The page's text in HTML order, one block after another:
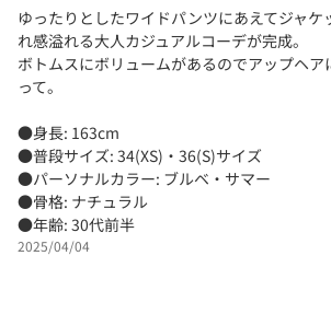
ゆったりとしたワイドパンツにあえてジャケ
れ感溢れる大人カジュアルコーデが完成。
ボトムスにボリュームがあるのでアップヘア
って。
●身長: 163cm
●普段サイズ: 34(XS)・36(S)サイズ
●パーソナルカラー: ブルベ・サマー
●骨格: ナチュラル
●年齢: 30代前半
2025/04/04